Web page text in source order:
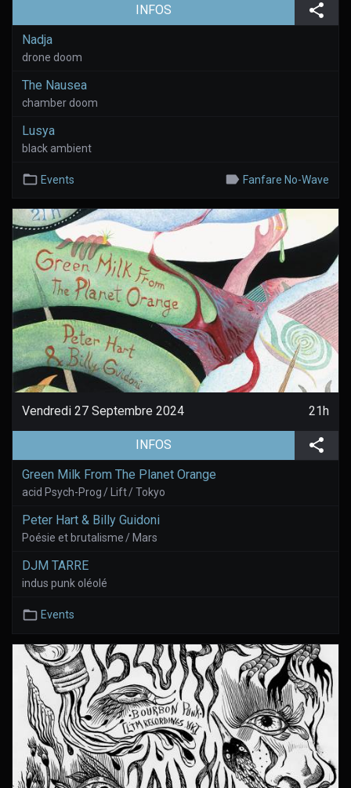
INFOS (aller à la page de l'évènement)
Nadja
drone doom
The Nausea
chamber doom
Lusya
black ambient
Events Fanfare No-Wave
Vendredi 27 Septembre 2024 21h
INFOS (aller à la page de l'évènement)
Green Milk From The Planet Orange
acid Psych-Prog / Lift / Tokyo
Peter Hart & Billy Guidoni
Poésie et brutalisme / Mars
DJM TARRE
indus punk oléolé
Events